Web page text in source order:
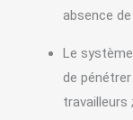
absence
Le
de
travailleurs ;